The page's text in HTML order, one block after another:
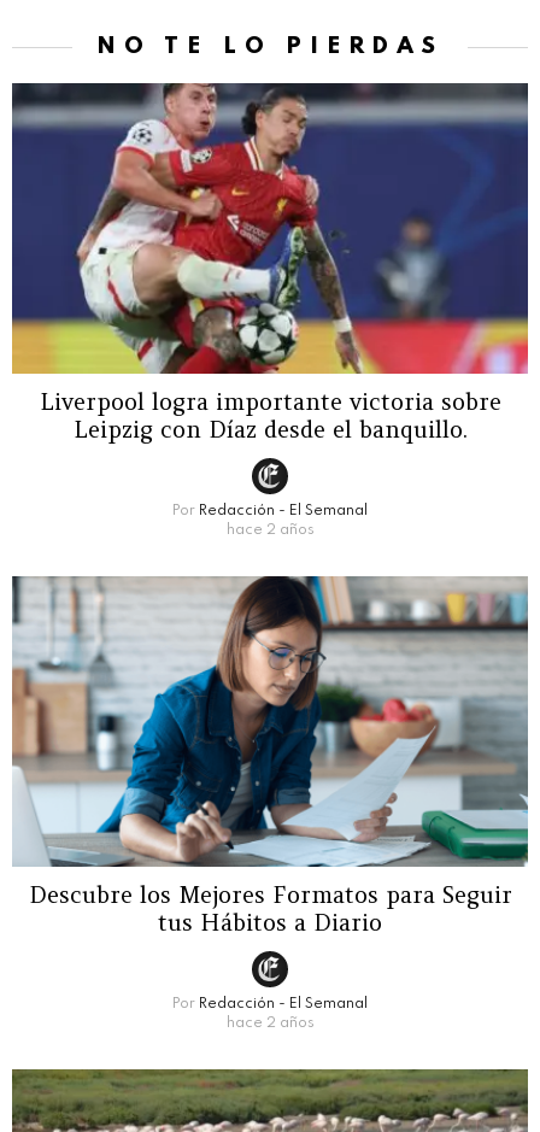
NO TE LO PIERDAS
Liverpool logra importante victoria sobre
Leipzig con Díaz desde el banquillo.
Por Redacción - El Semanal
hace 2 años
Descubre los Mejores Formatos para Seguir
tus Hábitos a Diario
Por Redacción - El Semanal
hace 2 años